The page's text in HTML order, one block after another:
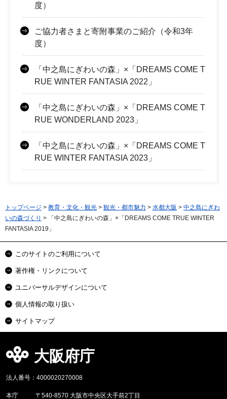
度）
ご協力者さまと寄附事業のご紹介（令和3年
度）
「中之島にぎわいの森」×「DREAMS COME T
RUE WINTER FANTASIA 2022」
「中之島にぎわいの森」×「DREAMS COME T
RUE WONDERLAND 2023」
「中之島にぎわいの森」×「DREAMS COME T
RUE WINTER FANTASIA 2023」
トップページ > 教育・文化・観光 > 観光・都市魅力 > 水都大阪 > 中之島にぎわ
いの森づくり > 「中之島にぎわいの森」×「DREAMS COME TRUE WINTER
FANTASIA 2019」
このサイトのご利用について
著作権・リンクについて
ユニバーサルデザインについて
個人情報の取り扱い
サイトマップ
大阪府庁
法人番号：4000020270008
本庁 〒540-8570 大阪市中央区大手前2丁目